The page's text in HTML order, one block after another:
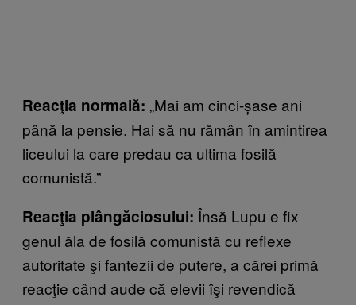
Reacţia normală: „Mai am cinci-șase ani
până la pensie. Hai să nu rămân în amintirea
liceului la care predau ca ultima fosilă
comunistă.”
Reacţia plângăciosului: Însă Lupu e fix
genul ăla de fosilă comunistă cu reflexe
autoritate şi fantezii de putere, a cărei primă
reacţie când aude că elevii îşi revendică